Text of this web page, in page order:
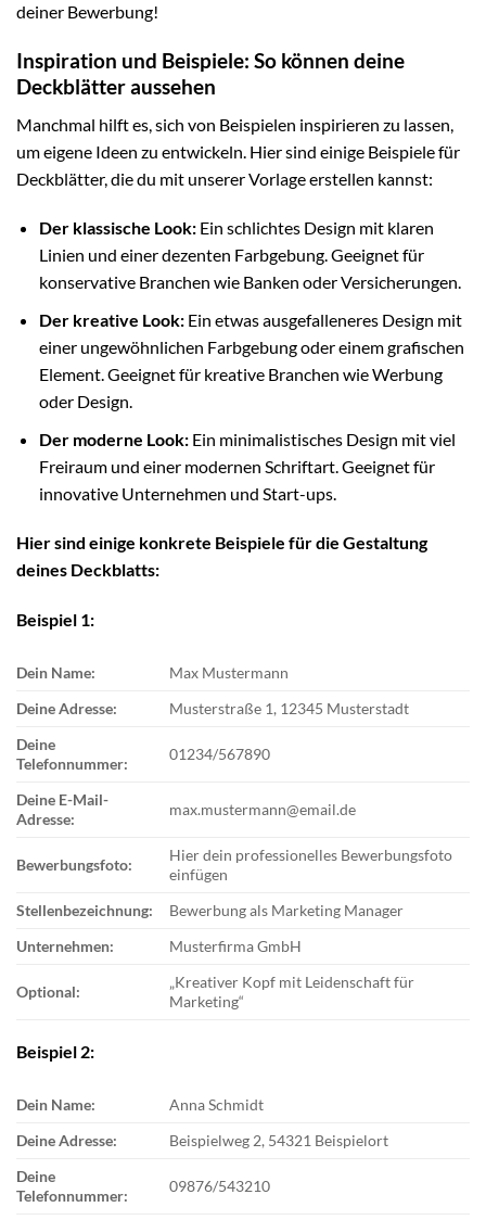
deiner Bewerbung!
Inspiration und Beispiele: So können deine
Deckblätter aussehen
Manchmal hilft es, sich von Beispielen inspirieren zu lassen,
um eigene Ideen zu entwickeln. Hier sind einige Beispiele für
Deckblätter, die du mit unserer Vorlage erstellen kannst:
Der klassische Look:Ein schlichtes Design mit klaren
Linien und einer dezenten Farbgebung. Geeignet für
konservative Branchen wie Banken oder Versicherungen.
Der kreative Look:Ein etwas ausgefalleneres Design mit
einer ungewöhnlichen Farbgebung oder einem grafischen
Element. Geeignet für kreative Branchen wie Werbung
oder Design.
Der moderne Look:Ein minimalistisches Design mit viel
Freiraum und einer modernen Schriftart. Geeignet für
innovative Unternehmen und Start-ups.
Hier sind einige konkrete Beispiele für die Gestaltung
deines Deckblatts:
Beispiel 1:
Dein Name:
Max Mustermann
Deine Adresse:
Musterstraße 1, 12345 Musterstadt
Deine
Telefonnummer:
01234/567890
Deine E-Mail-
Adresse:
max.mustermann@email.de
Bewerbungsfoto:
Hier dein professionelles Bewerbungsfoto
einfügen
Stellenbezeichnung:
Bewerbung als Marketing Manager
Unternehmen:
Musterfirma GmbH
Optional:
„Kreativer Kopf mit Leidenschaft für
Marketing“
Beispiel 2:
Dein Name:
Anna Schmidt
Deine Adresse:
Beispielweg 2, 54321 Beispielort
Deine
Telefonnummer:
09876/543210